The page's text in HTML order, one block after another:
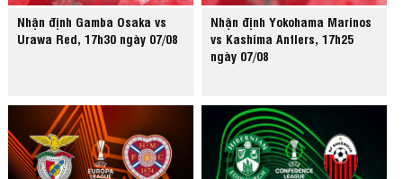
Nhận định Gamba Osaka vs
Urawa Red, 17h30 ngày 07/08
Nhận định Yokohama Marinos
vs Kashima Antlers, 17h25
ngày 07/08